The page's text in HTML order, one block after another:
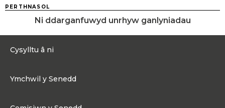
PERTHNASOL
Ni ddarganfuwyd unrhyw ganlyniadau
Cysylltu â ni
Cysylltu â Senedd Cymru
Ymchwil y Senedd